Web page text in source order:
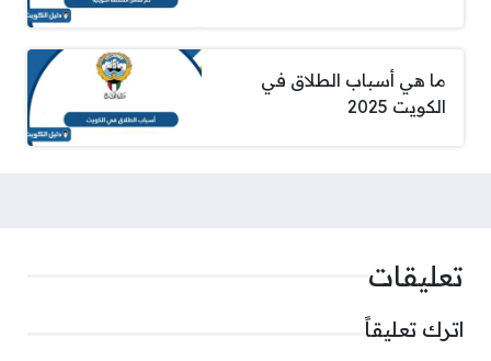
ما هي أسباب الطلاق في
الكويت 2025
تعليقات
اترك تعليقاً